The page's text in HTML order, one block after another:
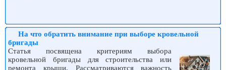
На что обратить внимание при выборе кровельной
бригады
Статья посвящена критериям выбора
кровельной бригады для строительства или
ремонта крыши. Рассматриваются важность